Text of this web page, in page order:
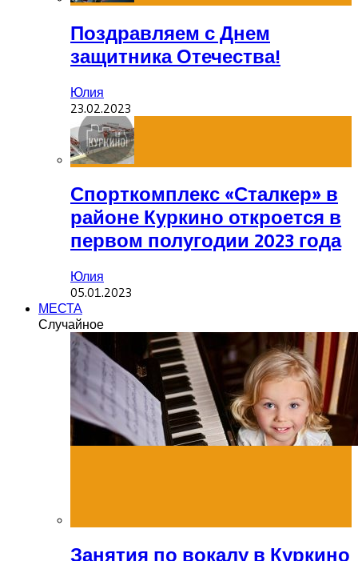
Поздравляем с Днем
защитника Отечества!
Юлия
23.02.2023
Спорткомплекс «Сталкер» в
районе Куркино откроется в
первом полугодии 2023 года
Юлия
05.01.2023
МЕСТА
Случайное
Занятия по вокалу в Куркино